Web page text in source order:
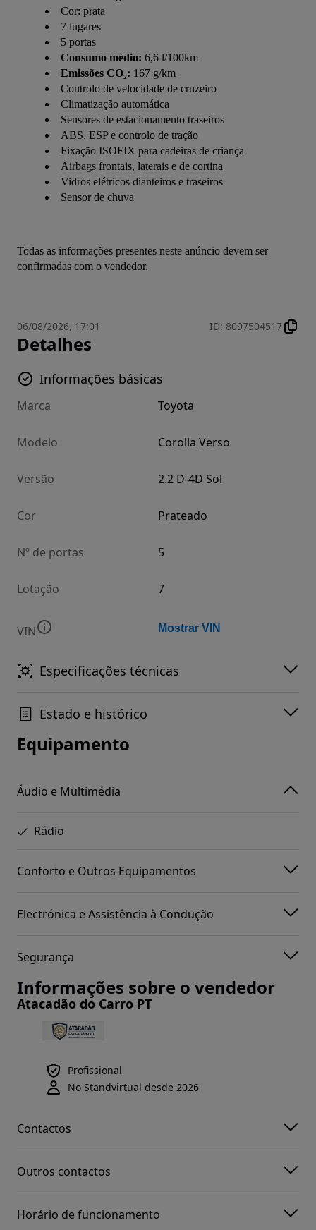
Cor: prata
7 lugares
5 portas
Consumo médio: 6,6 l/100km
Emissões CO₂: 167 g/km
Controlo de velocidade de cruzeiro
Climatização automática
Sensores de estacionamento traseiros
ABS, ESP e controlo de tração
Fixação ISOFIX para cadeiras de criança
Airbags frontais, laterais e de cortina
Vidros elétricos dianteiros e traseiros
Sensor de chuva
Todas as informações presentes neste anúncio devem ser
confirmadas com o vendedor.
06/08/2026, 17:01 ID: 8097504517
Detalhes
Informações básicas
Marca Toyota
Modelo Corolla Verso
Versão 2.2 D-4D Sol
Cor Prateado
Nº de portas 5
Lotação 7
VIN Mostrar VIN
Especificações técnicas
Estado e histórico
Equipamento
Áudio e Multimédia
Rádio
Conforto e Outros Equipamentos
Electrónica e Assistência à Condução
Segurança
Informações sobre o vendedor
Atacadão do Carro PT
Profissional
No Standvirtual desde 2026
Contactos
Outros contactos
Horário de funcionamento